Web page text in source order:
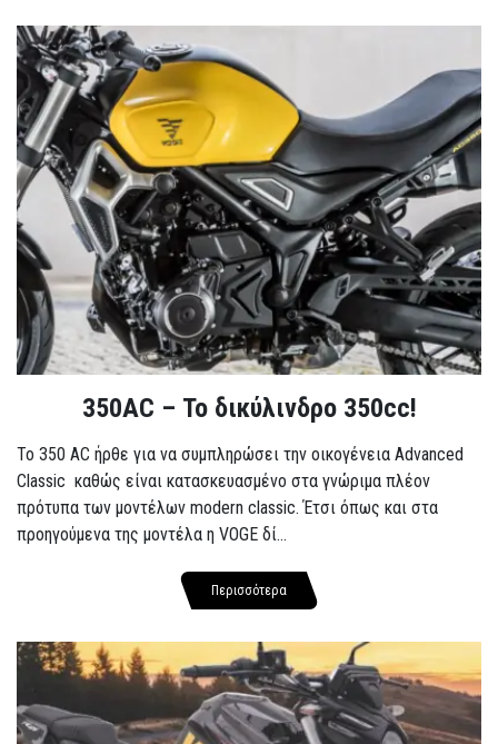
350AC – Το δικύλινδρο 350cc!
To 350 AC ήρθε για να συμπληρώσει την οικογένεια Advanced
Classic καθώς είναι κατασκευασμένο στα γνώριμα πλέον
πρότυπα των μοντέλων modern classic. Έτσι όπως και στα
προηγούμενα της μοντέλα η VOGE δί...
Περισσότερα